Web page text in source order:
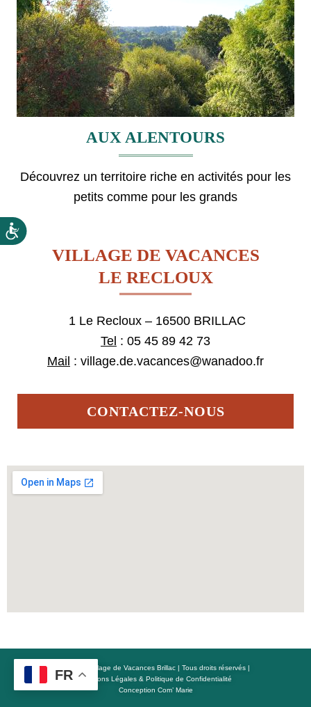
AUX ALENTOURS
Découvrez un territoire riche en activités pour les
petits comme pour les grands
VILLAGE DE VACANCES
LE RECLOUX
1 Le Recloux – 16500 BRILLAC
Tel : 05 45 89 42 73
Mail : village.de.vacances@wanadoo.fr
CONTACTEZ-NOUS
Village de Vacances Brillac| Tous droits réservés |
Mentions Légales& Politique de Confidentialité
Conception Com’ Marie
FR